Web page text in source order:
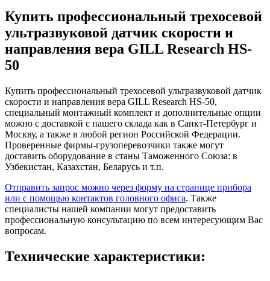
Купить профессиональный трехосевой
ультразвуковой датчик скорости и
направления вера GILL Research HS-
50
Купить профессиональный трехосевой ультразвуковой датчик
скорости и направления вера GILL Research HS-50,
специальный монтажный комплект и дополнительные опции
можно с доставкой с нашего склада как в Санкт-Петербург и
Москву, а также в любой регион Российской Федерации.
Проверенные фирмы-грузоперевозчики также могут
доставить оборудование в станы Таможенного Союза: в
Узбекистан, Казахстан, Беларусь и т.п.
Отправить запрос можно через форму на странице прибора
или с помощью контактов головного офиса. Также
специалисты нашей компании могут предоставить
профессиональную консультацию по всем интересующим Вас
вопросам.
Технические характеристики: